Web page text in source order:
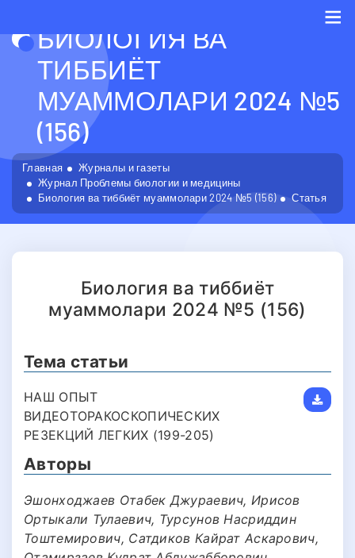
БИОЛОГИЯ ВА
ТИББИЁТ
МУАММОЛАРИ 2024 №5
(156)
Главная
Журналы и газеты
Журнал Проблемы биологии и медицины
Биология ва тиббиёт муаммолари 2024 №5 (156)
Статья
Биология ва тиббиёт
муаммолари 2024 №5 (156)
Тема статьи
НАШ ОПЫТ
ВИДЕОТОРАКОСКОПИЧЕСКИХ
РЕЗЕКЦИЙ ЛЕГКИХ (199-205)
Авторы
Эшонходжаев Отабек Джураевич, Ирисов
Ортыкали Тулаевич, Турсунов Насриддин
Тоштемирович, Сатдиков Кайрат Аскарович,